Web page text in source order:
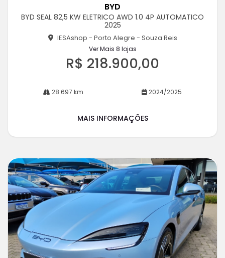
rtil
BYD
BYD SEAL 82,5 KW ELETRICO AWD 1.0 4P AUTOMATICO
2025
IESAshop - Porto Alegre - Souza Reis
Ver Mais 8 lojas
R$ 218.900,00
28.697 km 2024/2025
MAIS INFORMAÇÕES